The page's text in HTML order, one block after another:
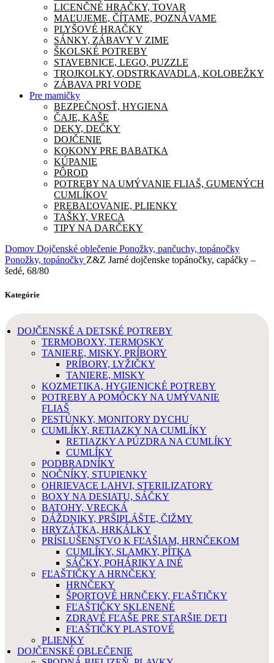
LICENČNÉ HRAČKY, TOVAR
MAĽUJEME, ČÍTAME, POZNÁVAME
PLYŠOVÉ HRAČKY
SÁNKY, ZÁBAVY V ZIME
ŠKOLSKÉ POTREBY
STAVEBNICE, LEGO, PUZZLE
TROJKOLKY, ODSTRKAVADLA, KOLOBEŽKY
ZÁBAVA PRI VODE
Pre mamičky
BEZPEČNOSŤ, HYGIENA
ČAJE, KAŠE
DEKY, DEČKY
DOJČENIE
KOKONY PRE BABATKA
KÚPANIE
PÔROD
POTREBY NA UMÝVANIE FLIAŠ, GUMENÝCH
CUMLÍKOV
PREBAĽOVANIE, PLIENKY
TAŠKY, VRECA
TIPY NA DARČEKY
Domov Dojčenské oblečenie Ponožky, pančuchy, topánočky
Ponožky, topánočky Z&Z Jarné dojčenske topánočky, capáčky –
šedé, 68/80
Kategórie
DOJČENSKÉ A DETSKÉ POTREBY
TERMOBOXY, TERMOSKY
TANIERE, MISKY, PRÍBORY
PRÍBORY, LYŽIČKY
TANIERE, MISKY
KOZMETIKA, HYGIENICKÉ POTREBY
POTREBY A POMÔCKY NA UMÝVANIE
FLIAŠ
PESTÚNKY, MONITORY DYCHU
CUMLÍKY, RETIAZKY NA CUMLÍKY
RETIAZKY A PÚZDRA NA CUMLÍKY
CUMLÍKY
PODBRADNÍKY
NOČNÍKY, STUPIENKY
OHRIEVACE LAHVI, STERILIZATORY
BOXY NA DESIATU, SÁČKY
BATOHY, VRECKÁ
DÁŽDNIKY, PRŠIPLÁŠTE, ČIŽMY
HRYZÁTKA, HRKÁLKY
PRÍSLUŠENSTVO K FĽAŠIAM, HRNČEKOM
CUMLÍKY, SLAMKY, PÍTKA
SÁČKY, POHÁRIKY A INÉ
FĽAŠTIČKY A HRNČEKY
HRNČEKY
ŠPORTOVÉ HRNČEKY, FĽAŠTIČKY
FĽAŠTIČKY SKLENENÉ
ZDRAVÉ FĽAŠE PRE STARŠIE DETI
FĽAŠTIČKY PLASTOVÉ
PLIENKY
DOJČENSKÉ OBLEČENIE